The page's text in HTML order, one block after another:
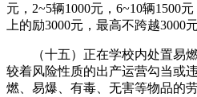
元，2~5辆1000元，6~10辆1500
上的励3000元，最高不跨越3000元
（十五）正在学校内处置易燃
较着风险性质的出产运营勾当或
燃、易爆、有毒、无害等物品的